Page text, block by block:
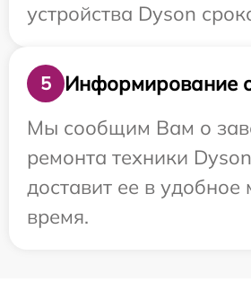
устройства Dyson
5
Информирование
Мы сообщим Вам о
ремонта техники
доставит ее в удобное
время.